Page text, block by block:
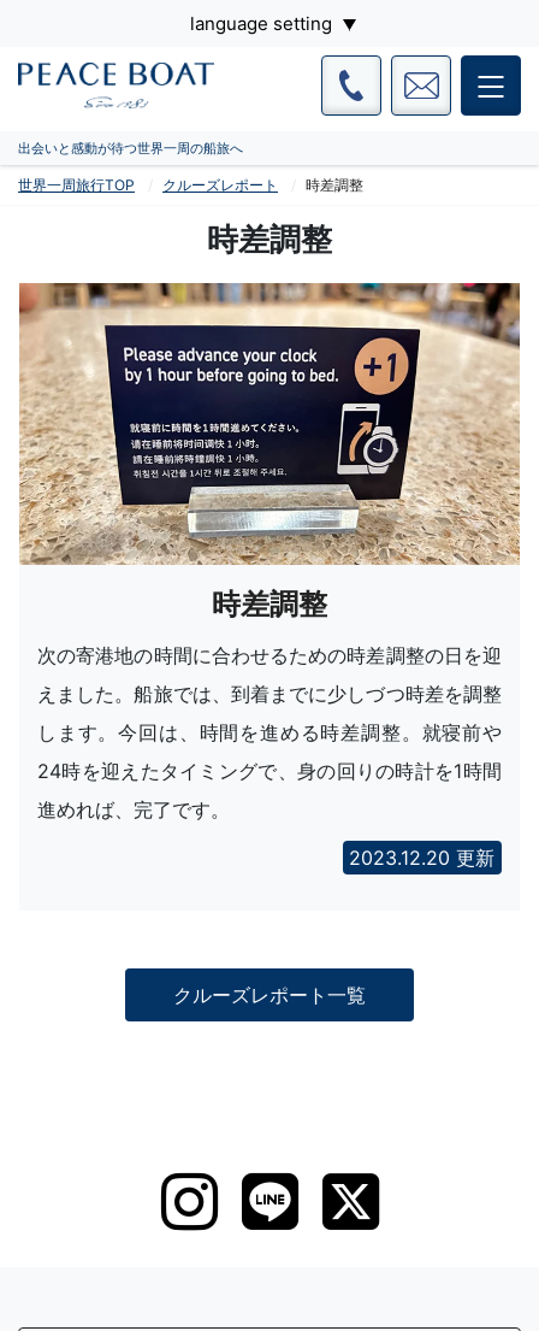
language setting
出会いと感動が待つ世界一周の船旅へ
世界一周旅行TOP クルーズレポート 時差調整
時差調整
時差調整
次の寄港地の時間に合わせるための時差調整の日を迎
えました。船旅では、到着までに少しづつ時差を調整
します。今回は、時間を進める時差調整。就寝前や
24時を迎えたタイミングで、身の回りの時計を1時間
進めれば、完了です。
2023.12.20 更新
クルーズレポート一覧